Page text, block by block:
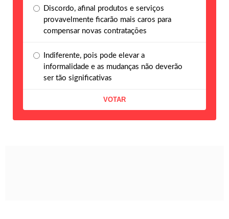
Discordo, afinal produtos e serviços
provavelmente ficarão mais caros para
compensar novas contratações
Indiferente, pois pode elevar a
informalidade e as mudanças não deverão
ser tão significativas